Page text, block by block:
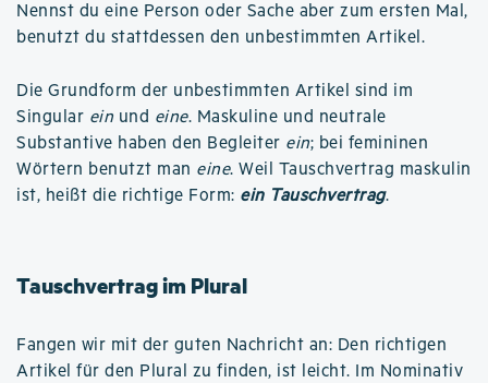
Nennst du eine Person oder Sache aber zum ersten Mal,
benutzt du stattdessen den unbestimmten Artikel.
Die Grundform der unbestimmten Artikel sind im
Singular ein und eine. Maskuline und neutrale
Substantive haben den Begleiter ein; bei femininen
Wörtern benutzt man eine. Weil Tauschvertrag maskulin
ist, heißt die richtige Form: ein Tauschvertrag.
Tauschvertrag im Plural
Fangen wir mit der guten Nachricht an: Den richtigen
Artikel für den Plural zu finden, ist leicht. Im Nominativ